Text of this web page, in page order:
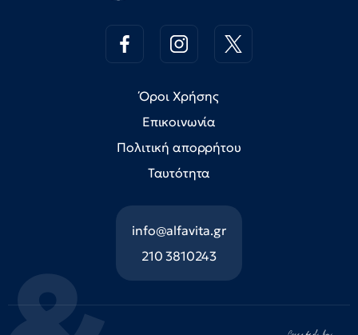
Όροι Χρήσης
Επικοινωνία
Πολιτική απορρήτου
Ταυτότητα
info@alfavita.gr
210 3810243